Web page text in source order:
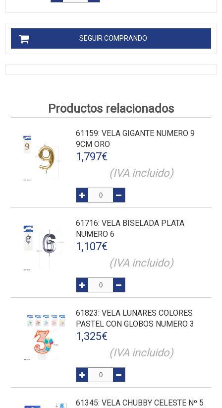
SEGUIR COMPRANDO
Productos relacionados
61159: VELA GIGANTE NUMERO 9
9CM ORO
1,797€
(IVA incluido)
61716: VELA BISELADA PLATA
NUMERO 6
1,107€
(IVA incluido)
61823: VELA LUNARES COLORES
PASTEL CON GLOBOS NUMERO 3
1,325€
(IVA incluido)
61345: VELA CHUBBY CELESTE Nº 5